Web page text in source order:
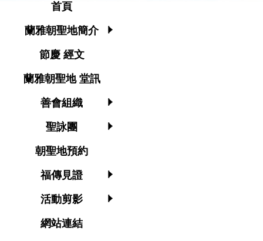
首頁
蘭雅朝聖地簡介
節慶 經文
蘭雅朝聖地 堂訊
善會組織
聖詠團
朝聖地預約
福傳見證
活動剪影
網站連結